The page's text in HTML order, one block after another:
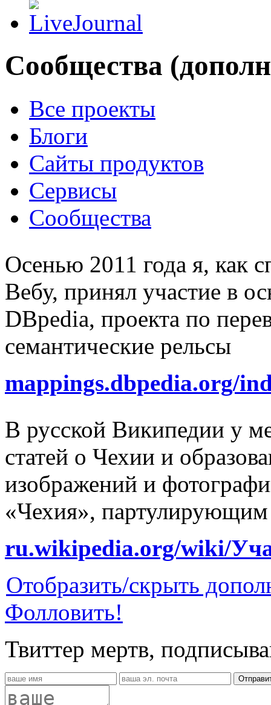
Сообщества
Все проекты
Блоги
Сайты продуктов
Сервисы
Сообщества
Осенью 2011 года я, как
Вебу, принял участие в
DBpedia, проекта по
семантические рельсы
mappings.dbpedia.org/
В русской Википедии у
статей о Чехии и
изображений и
«Чехия», партулирующим
ru.wikipedia.org/wiki/
Отобразить/скрыть
Фолловить!
Твиттер мертв,